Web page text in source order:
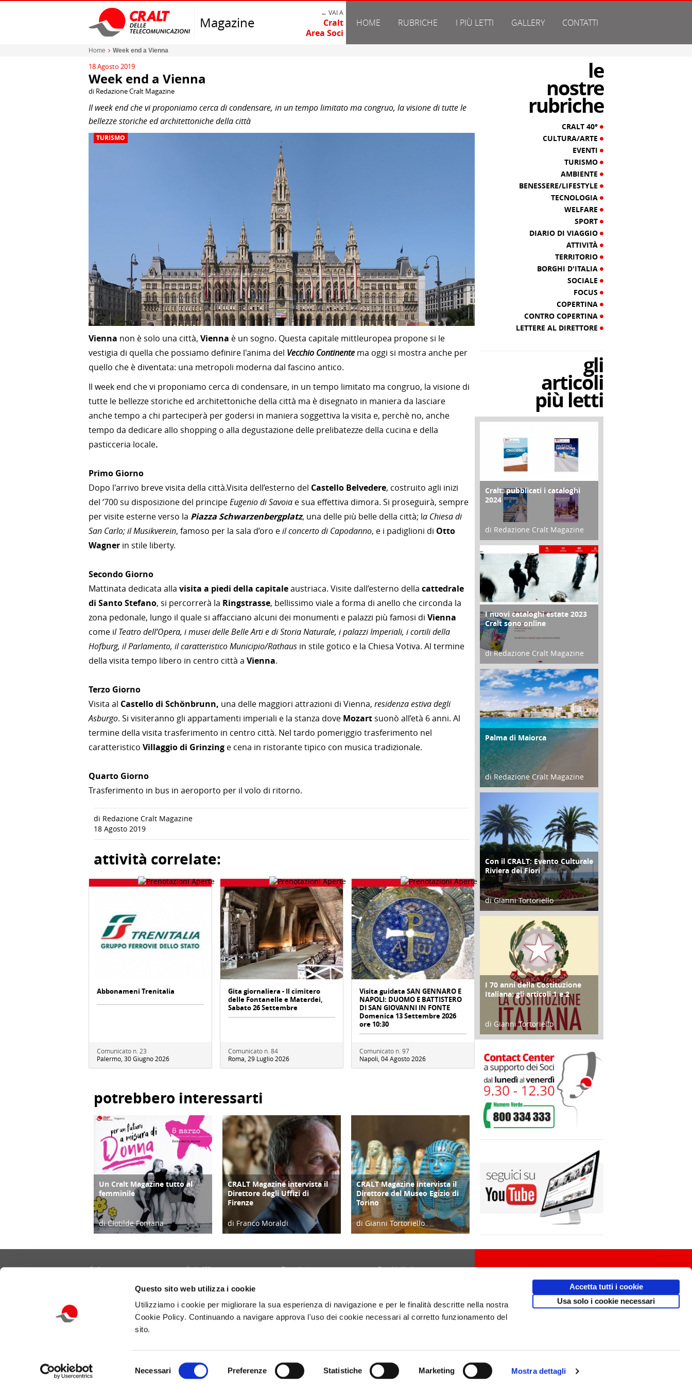
Questo sito web utilizza i cookie
Utilizziamo i cookie per migliorare la sua esperienza di navigazione e per le finalità descritte nella nostra
Cookie Policy. Continuando a navigare approva l'uso dei cookie necessari al corretto funzionamento del
sito.
del
Necessari Preferenze Statistiche Marketing Mostra dettagli
Accetta tutti i cookie
Usa solo i cookie necessari
Magazine
← VAI A
Cralt
Area Soci
HOME RUBRICHE I PIÙ LETTI GALLERY CONTATTI
Home Week end a Vienna
18 Agosto 2019
Week end a Vienna
di Redazione Cralt Magazine
Il week end che vi proponiamo cerca di condensare, in un tempo limitato ma congruo, la visione di tutte le
bellezze storiche ed architettoniche della città
TURISMO
Vienna non è solo una città, Vienna è un sogno. Questa capitale mittleuropea propone si le
vestigia di quella che possiamo definire l'anima del Vecchio Continente ma oggi si mostra anche per
quello che è diventata: una metropoli moderna dal fascino antico.
Il week end che vi proponiamo cerca di condensare, in un tempo limitato ma congruo, la visione di
tutte le bellezze storiche ed architettoniche della città ma è disegnato in maniera da lasciare
anche tempo a chi parteciperà per godersi in maniera soggettiva la visita e, perchè no, anche
tempo da dedicare allo shopping o alla degustazione delle prelibatezze della cucina e della
pasticceria locale.
Primo Giorno
Dopo l'arrivo breve visita della città.Visita dell’esterno del Castello Belvedere, costruito agli inizi
del ‘700 su disposizione del principeEugenio di Savoia e sua effettiva dimora. Si proseguirà, sempre
per visite esterne verso la Piazza Schwarzenbergplatz, una delle più belle della città; la Chiesa di
San Carlo; il Musikverein, famoso per la sala d’oro eil concerto di Capodanno, e i padiglioni di Otto
Wagner in stile liberty.
Secondo Giorno
Mattinata dedicata alla visita a piedi della capitaleaustriaca. Visite dall’esterno della cattedrale
di Santo Stefano, si percorrerà la Ringstrasse, bellissimo viale a forma di anello che circonda la
zona pedonale, lungo il quale si affacciano alcuni dei monumenti e palazzi più famosi di Vienna
come il Teatro dell’Opera, i musei delle Belle Arti e di Storia Naturale, i palazzi Imperiali, i cortili della
Hofburg, il Parlamento, il caratteristico Municipio/Rathaus in stile gotico e la Chiesa Votiva. Al termine
della visita tempo libero in centro città a Vienna.
Terzo Giorno
Visita al Castello di Schönbrunn, una delle maggiori attrazioni di Vienna, residenza estiva degli
Asburgo. Si visiteranno gli appartamenti imperiali e la stanza dove Mozartsuonò all’età 6 anni. Al
termine della visita trasferimento in centro città. Nel tardo pomeriggio trasferimento nel
caratteristico Villaggio di Grinzing e cena in ristorante tipico con musica tradizionale.
Quarto Giorno
Trasferimento in bus in aeroporto per il volo di ritorno.
di Redazione Cralt Magazine
18 Agosto 2019
attività correlate:
Abbonameni Trenitalia
Comunicato n. 23
Palermo, 30 Giugno 2026
Gita giornaliera - Il cimitero
delle Fontanelle e Materdei,
Sabato 26 Settembre
Comunicato n. 84
Roma, 29 Luglio 2026
Visita guidata SAN GENNARO E
NAPOLI: DUOMO E BATTISTERO
DI SAN GIOVANNI IN FONTE
Domenica 13 Settembre 2026
ore 10:30
Comunicato n. 97
Napoli, 04 Agosto 2026
potrebbero interessarti
COPERTINA
Un Cralt Magazine tutto al
femminile
di Clotilde Fontana
COPERTINA
CRALT Magazine intervista il
Direttore degli Uffizi di
Firenze
di Franco Moraldi
COPERTINA
CRALT Magazine intervista il
Direttore del Museo Egizio di
Torino
di Gianni Tortoriello
le
nostre
rubriche
CRALT 40°
CULTURA/ARTE
EVENTI
TURISMO
AMBIENTE
BENESSERE/LIFESTYLE
TECNOLOGIA
WELFARE
SPORT
DIARIO DI VIAGGIO
ATTIVITÀ
TERRITORIO
BORGHI D'ITALIA
SOCIALE
FOCUS
COPERTINA
CONTRO COPERTINA
LETTERE AL DIRETTORE
gli
articoli
più letti
COPERTINA
Cralt: pubblicati i cataloghi
2024
di Redazione Cralt Magazine
21 Novembre 2023
CONTRO COPERTINA
I nuovi cataloghi estate 2023
Cralt sono online
di Redazione Cralt Magazine
07 Marzo 2023
ATTIVITÀ
Palma di Maiorca
di Redazione Cralt Magazine
25 Giugno 2016
ATTIVITÀ
Con il CRALT: Evento Culturale
Riviera dei Fiori
di Gianni Tortoriello
16 Febbraio 2018
FOCUS
I 70 anni della Costituzione
Italiana: gli articoli 1 e 2
di Gianni Tortoriello
17 Marzo 2018
Gallery
Cralt 40°
Turismo
Tecnologia
Diario di Viaggio
Attività
Borghi d'Italia
Copertina
Copyright - © 2026 Cralt delle Telecomunicazioni - P.Iva 01160141006.
Design communication.it/ Mobile friendly